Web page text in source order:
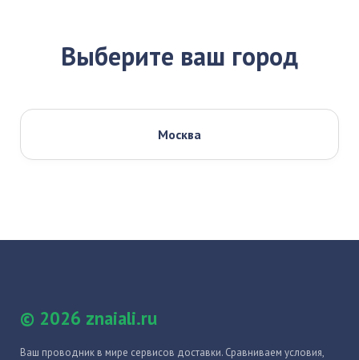
Выберите ваш город
Москва
© 2026 znaiali.ru
Ваш проводник в мире сервисов доставки. Сравниваем условия,